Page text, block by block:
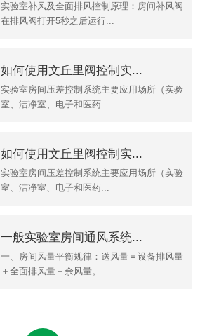
实验室补风及全面排风控制原理：房间补风阀
在排风阀打开5秒之后运行...
如何使用文丘里阀控制实...
实验室房间压差控制系统主要应用场所（实验
室、洁净室、电子和医药...
如何使用文丘里阀控制实...
实验室房间压差控制系统主要应用场所（实验
室、洁净室、电子和医药...
一般实验室房间通风系统...
一、房间风量平衡规律：送风量＝设备排风量
＋全面排风量－余风量。...